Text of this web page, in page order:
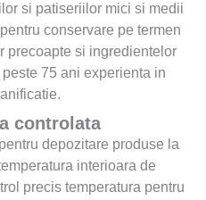
si patiseriilor mici si medii
conservare pe termen
precoapte si ingredientelor
75 ani experienta in
controlata
depozitare produse la
interioara de
precis temperatura pentru